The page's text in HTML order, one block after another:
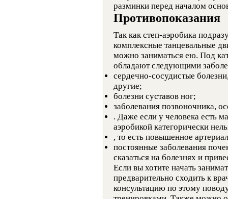
разминки перед началом
Противопоказания
Так как степ-аэробика
комплексные танцевальные
можно заниматься ею. Под
обладают следующими
сердечно-сосудистые
другие;
болезни суставов ног;
заболевания позвоночника,
. Даже если у человека есть
аэробикой категорически
, то есть повышенное
постоянные заболевания
сказаться на болезнях и
Если вы хотите начать
предварительно сходить к
консультацию по этому